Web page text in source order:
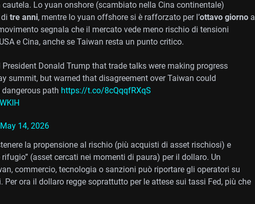
Lo yuan onshore (scambiato nella Cina continentale)
tre anni, mentre lo yuan offshore si è rafforzato per l’ottavo giorno a
segnala che il mercato vede meno rischio di tensioni
e Cina, anche se Taiwan resta un punto critico.
Donald Trump that trade talks were making progress
summit, but warned that disagreement over Taiwan could
path https://t.co/8cQqqfRXqS
May 14, 2026
la propensione al rischio (più acquisti di asset rischiosi) e
(asset cercati nei momenti di paura) per il dollaro. Un
commercio, tecnologia o sanzioni può riportare gli operatori su
ora il dollaro regge soprattutto per le attese sui tassi Fed, più che